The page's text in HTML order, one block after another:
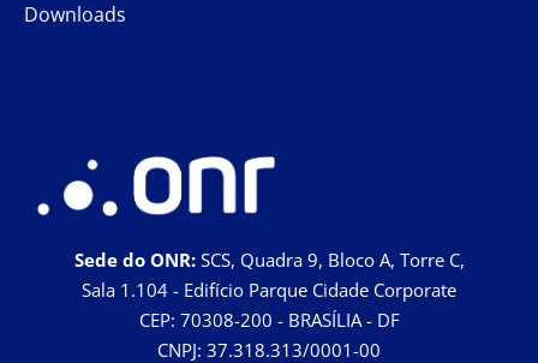
Downloads
Sede do ONR:SCS, Quadra 9, Bloco A, Torre C,
Sala 1.104 - Edifício Parque Cidade Corporate
CEP: 70308-200 - BRASÍLIA - DF
CNPJ: 37.318.313/0001-00